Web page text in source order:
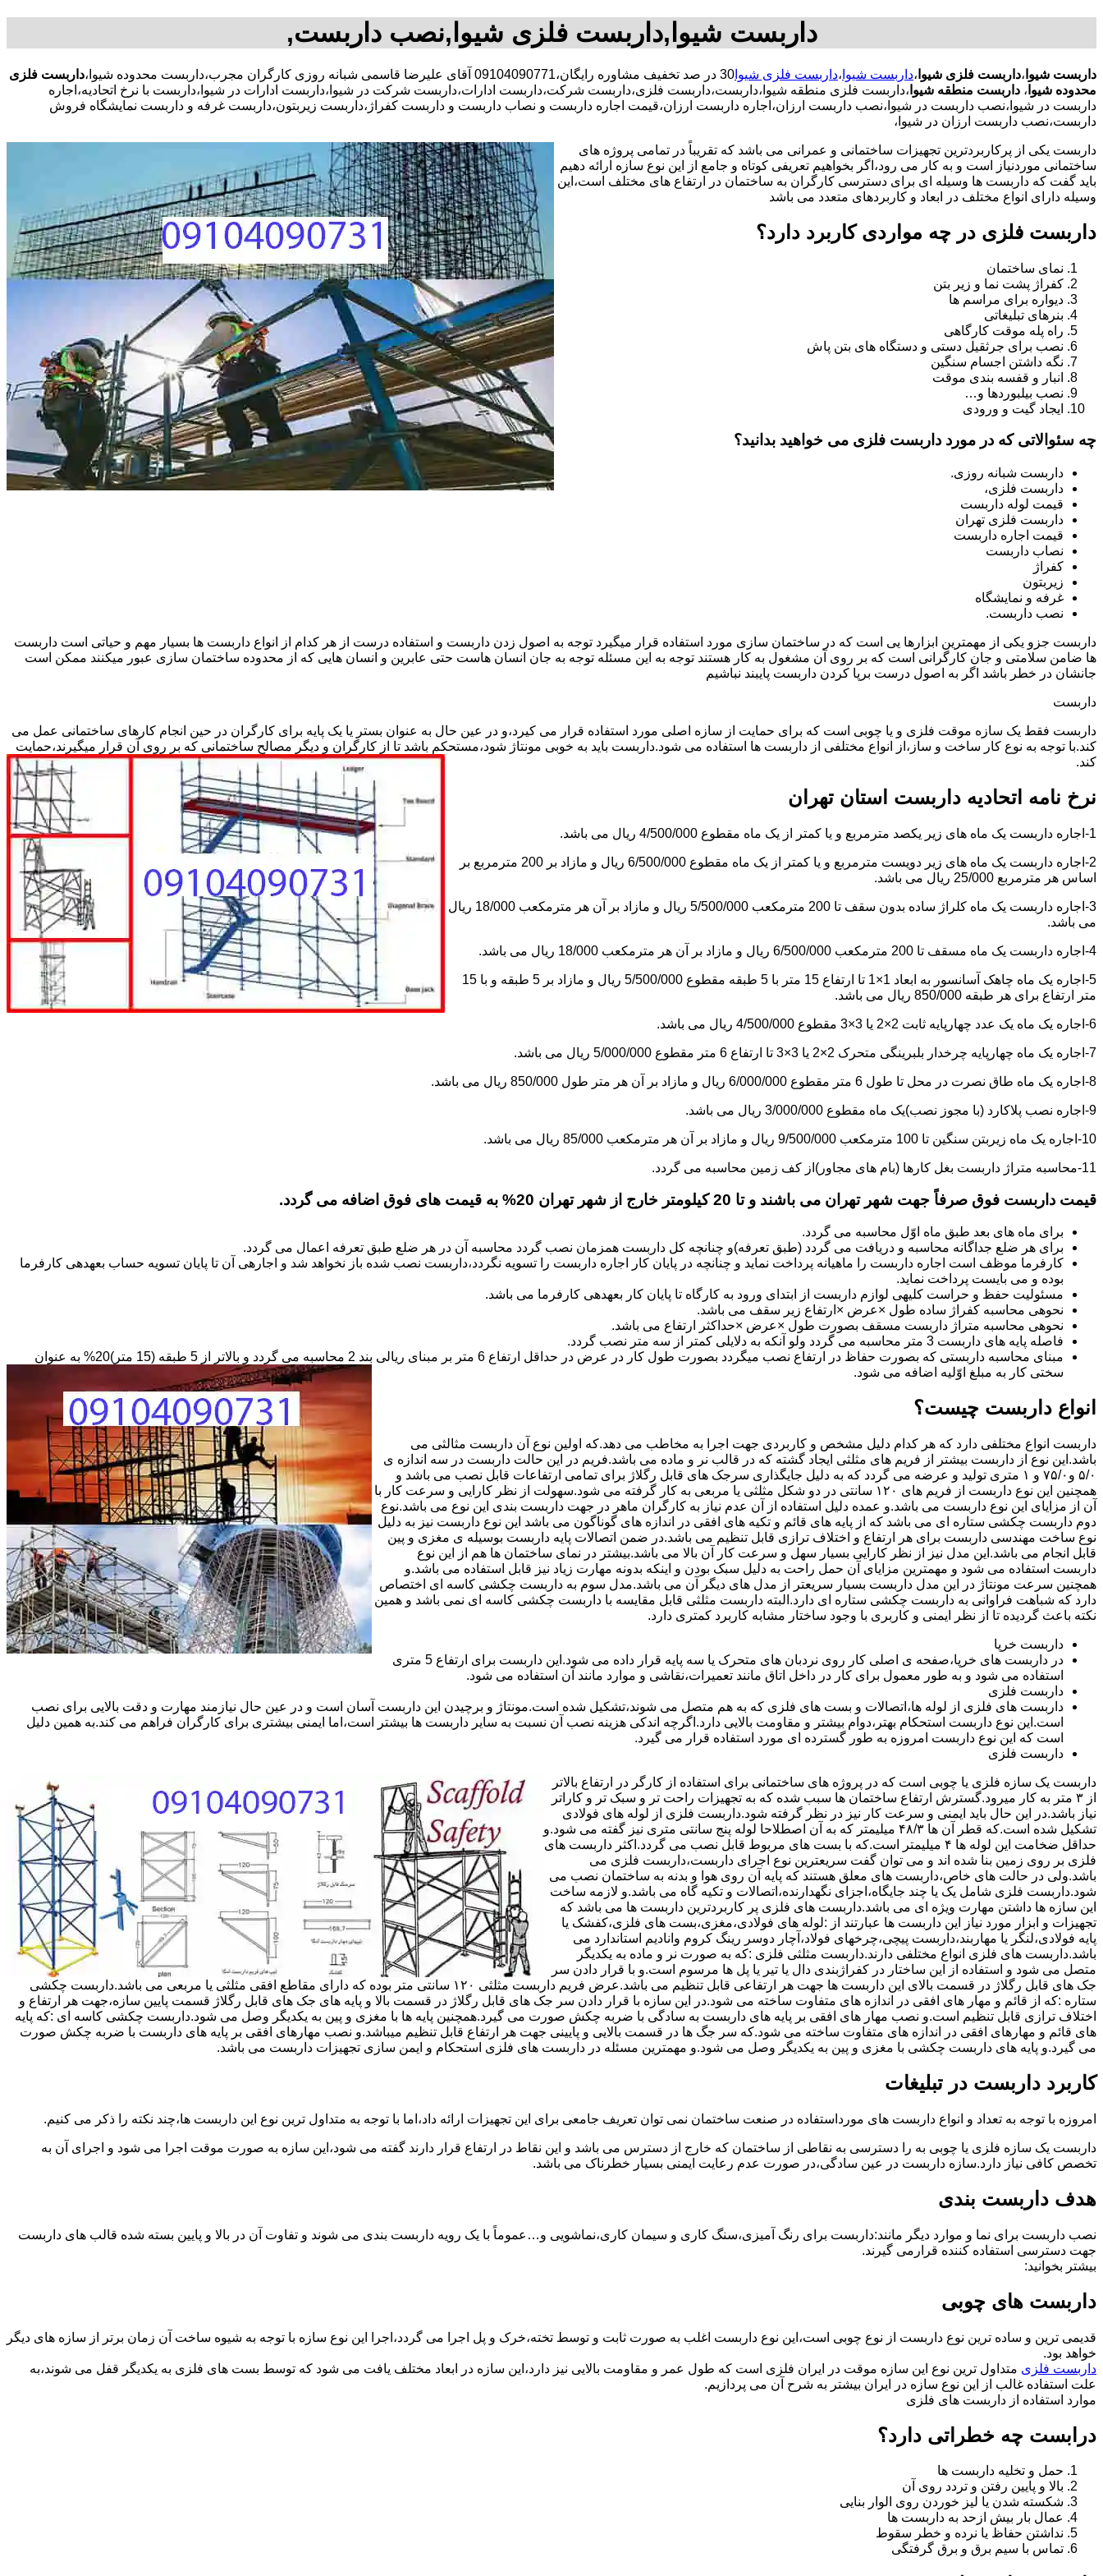
داربست شیوا,داربست فلزی شیوا,نصب داربست,
داربست شیوا ،داربست فلزی شیوا ،داربست شیوا ،داربست فلزی شیوا 30 در صد تخفیف مشاوره رایگان،09104090771 آقای علیرضا قاسمی شبانه روزی کارگران مجرب،داربست محدوده شیوا،
داربست فلزی
محدوده شیوا ، داربست منطقه شیوا ،داربست فلزی منطقه شیوا،داربست،داربست فلزی،داربست شرکت،داربست ادارات،داربست شرکت در شیوا،داربست ادارات در شیوا،داربست با نرخ اتحادیه،اجاره
داربست در شیوا،نصب داربست در شیوا،نصب داربست ارزان،اجاره داربست ارزان،قیمت اجاره داربست و نصاب داربست و داربست کفراژ،داربست زیربتون،داربست غرفه و داربست نمایشگاه فروش
داربست،نصب داربست ارزان در شیوا،
داربست یکی از پرکاربردترین تجهیزات ساختمانی و عمرانی می باشد که تقریباً در تمامی پروژه های
ساختمانی موردنیاز است و به کار می رود،اگر بخواهیم تعریفی کوتاه و جامع از این نوع سازه ارائه دهیم
باید گفت که داربست ها وسیله ای برای دسترسی کارگران به ساختمان در ارتفاع های مختلف است،این
وسیله دارای انواع مختلف در ابعاد و کاربردهای متعدد می باشد
داربست فلزی در چه مواردی کاربرد دارد؟
نمای ساختمان
کفراژ پشت نما و زیر بتن
دیواره برای مراسم ها
بنرهای تبلیغاتی
راه پله موقت کارگاهی
نصب برای جرثقیل دستی و دستگاه های بتن پاش
نگه داشتن اجسام سنگین
انبار و قفسه بندی موقت
نصب بیلبوردها و…
ایجاد گیت و ورودی
چه سئوالاتی که در مورد داربست فلزی می خواهید بدانید؟
داربست شبانه روزی.
داربست فلزی،
قیمت لوله داربست
داربست فلزی تهران
قیمت اجاره داربست
نصاب داربست
کفراژ
زیربتون
غرفه و نمایشگاه
نصب داربست.
داربست جزو یکی از مهمترین ابزارها یی است که در ساختمان سازی مورد استفاده قرار میگیرد توجه به اصول زدن داربست و استفاده درست از هر کدام از انواع داربست ها بسیار مهم و حیاتی است داربست
ها ضامن سلامتی و جان کارگرانی است که بر روی آن مشغول به کار هستند توجه به این مسئله توجه به جان انسان هاست حتی عابرین و انسان هایی که از محدوده ساختمان سازی عبور میکنند ممکن است
جانشان در خطر باشد اگر به اصول درست برپا کردن داربست پایبند نباشیم
داربست
داربست فقط یک سازه موقت فلزی و یا چوبی است که برای حمایت از سازه اصلی مورد استفاده قرار می کیرد،و در عین حال به عنوان بستر یا یک پایه برای کارگران در حین انجام کارهای ساختمانی عمل می
کند.با توجه به نوع کار ساخت و ساز،از انواع مختلفی از داربست ها استفاده می شود.داربست باید به خوبی مونتاژ شود،مستحکم باشد تا از کارگران و دیگر مصالح ساختمانی که بر روی آن قرار میگیرند،حمایت
کند.
نرخ نامه اتحادیه داربست استان تهران
1-اجاره داربست یک ماه های زیر یکصد مترمربع و یا کمتر از یک ماه مقطوع 4/500/000 ریال می باشد.
2-اجاره داربست یک ماه های زیر دویست مترمربع و یا کمتر از یک ماه مقطوع 6/500/000 ریال و مازاد بر 200 مترمربع بر
اساس هر مترمربع 25/000 ریال می باشد.
3-اجاره داربست یک ماه کلراژ ساده بدون سقف تا 200 مترمکعب 5/500/000 ریال و مازاد بر آن هر مترمکعب 18/000 ریال
می باشد.
4-اجاره داربست یک ماه مسقف تا 200 مترمکعب 6/500/000 ریال و مازاد بر آن هر مترمکعب 18/000 ریال می باشد.
5-اجاره یک ماه چاهک آسانسور به ابعاد 1×1 تا ارتفاع 15 متر با 5 طبقه مقطوع 5/500/000 ریال و مازاد بر 5 طبقه و با 15
متر ارتفاع برای هر طبقه 850/000 ریال می باشد.
6-اجاره یک ماه یک عدد چهارپایه ثابت 2×2 یا 3×3 مقطوع 4/500/000 ریال می باشد.
7-اجاره یک ماه چهارپایه چرخدار بلبرینگی متحرک 2×2 یا 3×3 تا ارتفاع 6 متر مقطوع 5/000/000 ریال می باشد.
8-اجاره یک ماه طاق نصرت در محل تا طول 6 متر مقطوع 6/000/000 ریال و مازاد بر آن هر متر طول 850/000 ریال می باشد.
9-اجاره نصب پلاکارد (با مجوز نصب)یک ماه مقطوع 3/000/000 ریال می باشد.
10-اجاره یک ماه زیربتن سنگین تا 100 مترمکعب 9/500/000 ریال و مازاد بر آن هر مترمکعب 85/000 ریال می باشد.
11-محاسبه متراژ داربست بغل کارها (بام های مجاور)از کف زمین محاسبه می گردد.
قیمت داربست فوق صرفاً جهت شهر تهران می باشند و تا 20 کیلومتر خارج از شهر تهران 20% به قیمت های فوق اضافه می گردد.
برای ماه های بعد طبق ماه اوّل محاسبه می گردد.
برای هر ضلع جداگانه محاسبه و دریافت می گردد (طبق تعرفه)و چنانچه کل داربست همزمان نصب گردد محاسبه آن در هر ضلع طبق تعرفه اعمال می گردد.
کارفرما موظف است اجاره داربست را ماهیانه پرداخت نماید و چنانچه در پایان کار اجاره داربست را تسویه نگردد،داربست نصب شده باز نخواهد شد و اجاره­ی آن تا پایان تسویه حساب بعهده­ی کارفرما
بوده و می بایست پرداخت نماید.
مسئولیت حفظ و حراست کلیه­ی لوازم داربست از ابتدای ورود به کارگاه تا پایان کار بعهده­ی کارفرما می باشد.
نحوه­ی محاسبه کفراژ ساده طول ×عرض ×ارتفاع زیر سقف می باشد.
نحوه­ی محاسبه متراژ داربست مسقف بصورت طول ×عرض ×حداکثر ارتفاع می باشد.
فاصله پایه های داربست 3 متر محاسبه می گردد ولو آنکه به دلایلی کمتر از سه متر نصب گردد.
مبنای محاسبه داربستی که بصورت حفاظ در ارتفاع نصب می­گردد بصورت طول کار در عرض در حداقل ارتفاع 6 متر بر مبنای ریالی بند 2 محاسبه می گردد و بالاتر از 5 طبقه (15 متر)20% به عنوان
سختی کار به مبلغ اوّلیه اضافه می شود.
انواع داربست چیست؟
داربست انواع مختلفی دارد که هر کدام دلیل مشخص و کاربردی جهت اجرا به مخاطب می دهد.که اولین نوع آن داربست مثالثی می
باشد.این نوع از داربست بیشتر از فریم های مثلثی ایجاد گشته که در قالب نر و ماده می باشد.فریم در این حالت داربست در سه اندازه ی
۵/۰ و۷۵/۰ و ۱ متری تولید و عرضه می گردد که به دلیل جایگذاری سرجک های قابل رگلاژ برای تمامی ارتفاعات قابل نصب می باشد و
همچنین این نوع داربست از فریم های ۱۲۰ سانتی در دو شکل مثلثی یا مربعی به کار گرفته می شود.سهولت از نظر کارایی و سرعت کار با
آن از مزایای این نوع داربست می باشد.و عمده دلیل استفاده از آن عدم نیاز به کارگران ماهر در جهت داربست بندی این نوع می باشد.نوع
دوم داربست چکشی ستاره ای می باشد که از پایه های قائم و تکیه های افقی در اندازه های گوناگون می باشد این نوع داربست نیز به دلیل
نوع ساخت مهندسی داربست برای هر ارتفاع و اختلاف ترازی قابل تنظیم می باشد.در ضمن اتصالات پایه داربست بوسیله ی مغزی و پین
قابل انجام می باشد.این مدل نیز از نظر کارایی بسیار سهل و سرعت کار آن بالا می باشد.بیشتر در نمای ساختمان ها هم از این نوع
داربست استفاده می شود و مهمترین مزایای آن حمل راحت به دلیل سبک بودن و اینکه بدونه مهارت زیاد نیز قابل استفاده می باشد.و
همچنین سرعت مونتاژ در این مدل داربست بسیار سریعتر از مدل های دیگر آن می باشد.مدل سوم به داربست چکشی کاسه ای اختصاص
دارد که شباهت فراوانی به داربست چکشی ستاره ای دارد.البته داربست مثلثی قابل مقایسه با داربست چکشی کاسه ای نمی باشد و همین
نکته باعث گردیده تا از نظر ایمنی و کاربری با وجود ساختار مشابه کاربرد کمتری دارد.
داربست خرپا
در داربست های خرپا،صفحه ی اصلی کار روی نردبان های متحرک یا سه پایه قرار داده می شود.این داربست برای ارتفاع 5 متری
استفاده می شود و به طور معمول برای کار در داخل اتاق مانند تعمیرات،نقاشی و موارد مانند آن استفاده می شود.
داربست فلزی
داربست های فلزی از لوله ها،اتصالات و بست های فلزی که به هم متصل می شوند،تشکیل شده است.مونتاژ و برچیدن این داربست آسان است و در عین حال نیازمند مهارت و دقت بالایی برای نصب
است.این نوع داربست استحکام بهتر،دوام بیشتر و مقاومت بالایی دارد.اگرچه اندکی هزینه نصب آن نسبت به سایر داربست ها بیشتر است،اما ایمنی بیشتری برای کارگران فراهم می کند.به همین دلیل
است که این نوع داربست امروزه به طور گسترده ای مورد استفاده قرار می گیرد.
داربست فلزی
داربست یک سازه فلزی یا چوبی است که در پروژه های ساختمانی برای استفاده از کارگر در ارتفاع بالاتر
از ۳ متر به کار میرود.گسترش ارتفاع ساختمان ها سبب شده که به تجهیزات راحت تر و سبک تر و کاراتر
نیاز باشد.در این حال باید ایمنی و سرعت کار نیز در نظر گرفته شود.داربست فلزی از لوله های فولادی
تشکیل شده است.که قطر آن ها ۴۸/۳ میلیمتر که به آن اصطلاحا لوله پنج سانتی متری نیز گفته می شود.و
حداقل ضخامت این لوله ها ۴ میلیمتر است.که با بست های مربوط قابل نصب می گردد.اکثر داربست های
فلزی بر روی زمین بنا شده اند و می توان گفت سریعترین نوع اجرای داربست،داربست فلزی می
باشد.ولی در حالت های خاص،داربست های معلق هستند که پایه آن روی هوا و بدنه به ساختمان نصب می
شود.داربست فلزی شامل یک یا چند جایگاه،اجزای نگهدارنده،اتصالات و تکیه گاه می باشد.و لازمه ساخت
این سازه ها داشتن مهارت ویژه ای می باشد.داربست های فلزی پر کاربردترین داربست ها می باشد که
تجهیزات و ابزار مورد نیاز این داربست ها عبارتند از :لوله های فولادی،مغزی،بست های فلزی،کفشک یا
پایه فولادی،لنگر یا مهاربند،داربست پیچی،چرخهای فولاد،آچار دوسر رینگ کروم وانادیم استاندارد می
باشد.داربست های فلزی انواع مختلفی دارند.داربست مثلثی فلزی :که به صورت نر و ماده به یکدیگر
متصل می شود و استفاده از این ساختار در کفراژبندی دال یا تیر یا پل ها مرسوم است.و با قرار دادن سر
جک های قابل رگلاژ در قسمت بالای این داربست ها جهت هر ارتفاعی قابل تنظیم می باشد.عرض فریم داربست مثلثی ۱۲۰ سانتی متر بوده که دارای مقاطع افقی مثلثی یا مربعی می باشد.داربست چکشی
ستاره :که از قائم و مهار های افقی در اندازه های متفاوت ساخته می شود.در این سازه با قرار دادن سر جک های قابل رگلاژ در قسمت بالا و پایه های جک های قابل رگلاژ قسمت پایین سازه،جهت هر ارتفاع و
اختلاف ترازی قابل تنظیم است.و نصب مهار های افقی بر پایه های داربست به سادگی با ضربه چکش صورت می گیرد.همچنین پایه ها با مغزی و پین به یکدیگر وصل می شود.داربست چکشی کاسه ای :که پایه
های قائم و مهارهای افقی در اندازه های متفاوت ساخته می شود.که سر جگ ها در قسمت بالایی و پایینی جهت هر ارتفاع قابل تنظیم میباشد.و نصب مهارهای افقی بر پایه های داربست با ضربه چکش صورت
می گیرد.و پایه های داربست چکشی با مغزی و پین به یکدیگر وصل می شود.و مهمترین مسئله در داربست های فلزی استحکام و ایمن سازی تجهیزات داربست می باشد.
کاربرد داربست در تبلیغات
امروزه با توجه به تعداد و انواع داربست های مورداستفاده در صنعت ساختمان نمی توان تعریف جامعی برای این تجهیزات ارائه داد،اما با توجه به متداول ترین نوع این داربست ها،چند نکته را ذکر می کنیم.
داربست یک سازه فلزی یا چوبی به را دسترسی به نقاطی از ساختمان که خارج از دسترس می باشد و این نقاط در ارتفاع قرار دارند گفته می شود،این سازه به صورت موقت اجرا می شود و اجرای آن به
تخصص کافی نیاز دارد.سازه داربست در عین سادگی،در صورت عدم رعایت ایمنی بسیار خطرناک می باشد.
هدف داربست بندی
نصب داربست برای نما و موارد دیگر مانند:داربست برای رنگ آمیزی،سنگ کاری و سیمان کاری،نماشویی و…عموماً با یک رویه داربست بندی می شوند و تفاوت آن در بالا و پایین بسته شده قالب های داربست
جهت دسترسی استفاده کننده قرارمی گیرند.
بیشتر بخوانید:
داربست های چوبی
قدیمی ترین و ساده ترین نوع داربست از نوع چوبی است،این نوع داربست اغلب به صورت ثابت و توسط تخته،خرک و پل اجرا می گردد،اجرا این نوع سازه با توجه به شیوه ساخت آن زمان برتر از سازه های دیگر
خواهد بود.
داربست فلزی متداول ترین نوع این سازه موقت در ایران فلزی است که طول عمر و مقاومت بالایی نیز دارد،این سازه در ابعاد مختلف یافت می شود که توسط بست های فلزی به یکدیگر قفل می شوند،به
علت استفاده غالب از این نوع سازه در ایران بیشتر به شرح آن می پردازیم.
موارد استفاده از داربست های فلزی
درابست چه خطراتی دارد؟
حمل و تخلیه داربست ها
بالا و پایین رفتن و تردد روی آن
شکسته شدن یا لیز خوردن روی الوار بنایی
عمال بار بیش ازحد به داربست ها
نداشتن حفاظ یا نرده و خطر سقوط
تماس با سیم برق و برق گرفتگی